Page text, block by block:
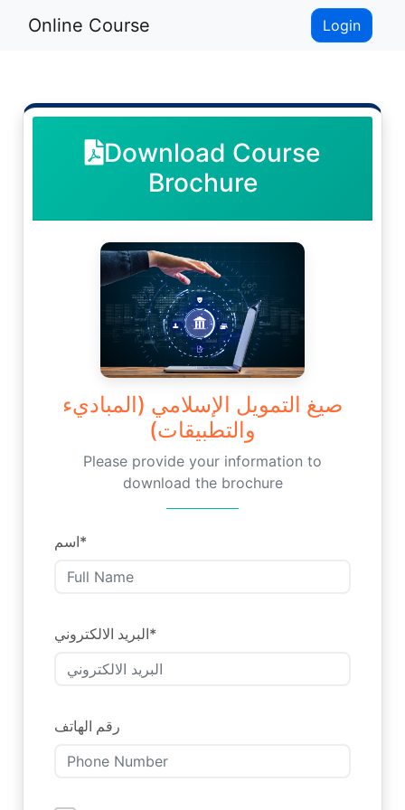
Online Course Login
Download Course
Brochure
صيغ التمويل الإسلامي (المباديء
والتطبيقات)
Please provide your information to
download the brochure
اسم*
البريد الالكتروني*
رقم الهاتف